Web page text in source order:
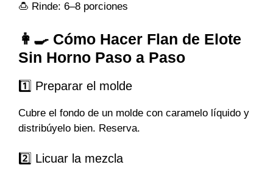
🍮 Rinde: 6–8 porciones
👩‍🍳 Cómo Hacer Flan de Elote
Sin Horno Paso a Paso
1️⃣ Preparar el molde
Cubre el fondo de un molde con caramelo líquido y
distribúyelo bien. Reserva.
2️⃣ Licuar la mezcla